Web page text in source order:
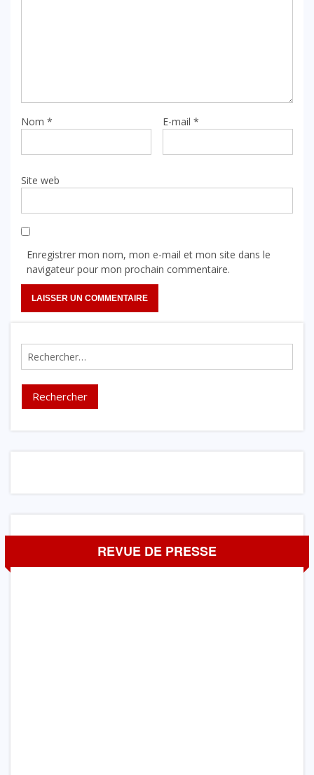
Nom * E-mail *
Site web
Enregistrer mon nom, mon e-mail et mon site dans le
navigateur pour mon prochain commentaire.
Rechercher :
REVUE DE PRESSE